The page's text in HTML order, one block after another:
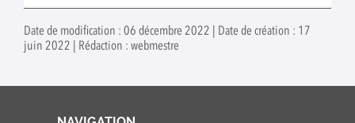
Date de modification : 06 décembre 2022 | Date de création : 17
juin 2022 | Rédaction : webmestre